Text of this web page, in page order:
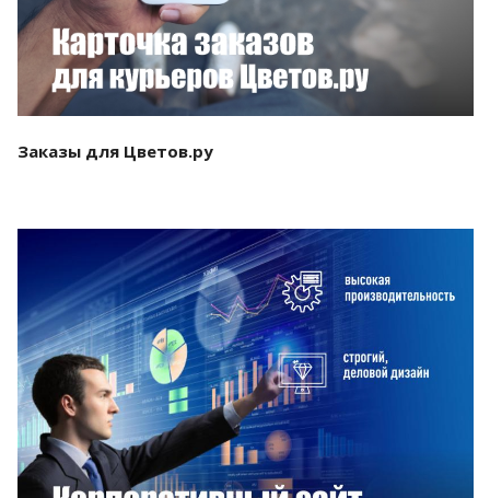
Заказы для Цветов.ру
Смотреть проект